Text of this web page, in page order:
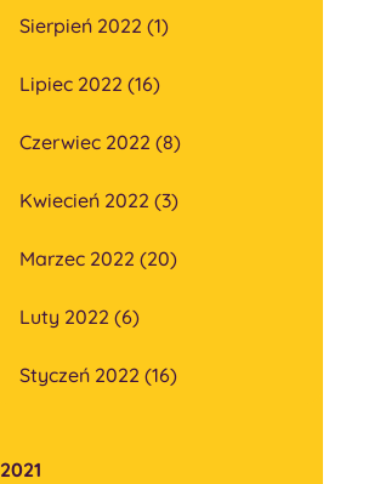
Sierpień 2022 (1)
Lipiec 2022 (16)
Czerwiec 2022 (8)
Kwiecień 2022 (3)
Marzec 2022 (20)
Luty 2022 (6)
Styczeń 2022 (16)
2021